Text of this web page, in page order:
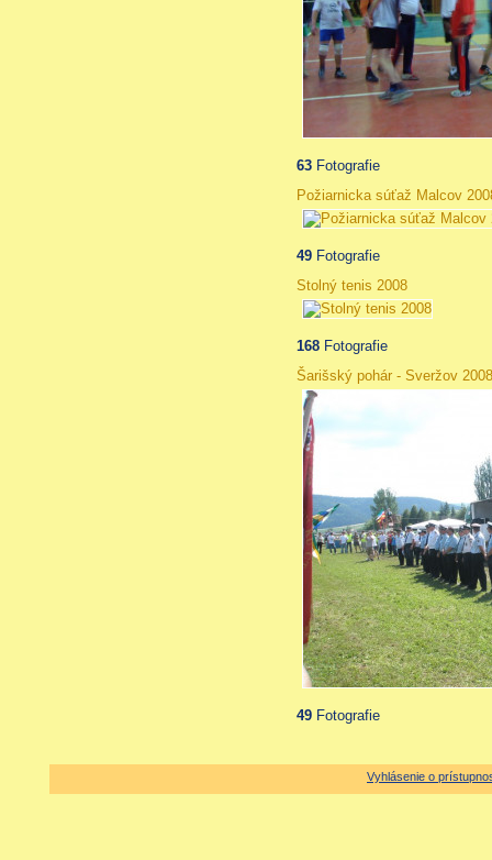
63 Fotografie
Požiarnicka súťaž Malcov
49 Fotografie
Stolný tenis 2008
168 Fotografie
Šarišský pohár - Sveržov 2008
49 Fotografie
Vyhlásenie o